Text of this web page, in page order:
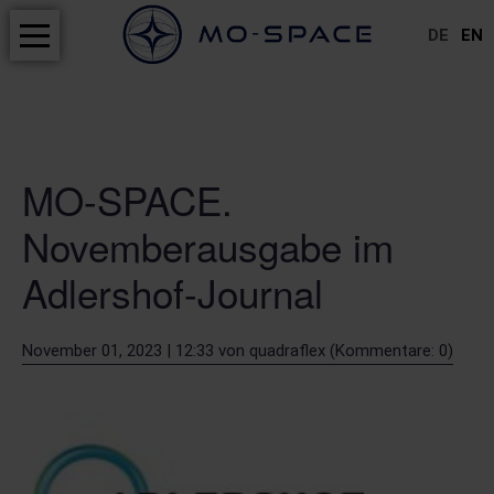
Navigation
HOME
SERVICE
ABOUT
NEWS
KONTAKT
DE EN
MO-SPACE.
Novemberausgabe im
Adlershof-Journal
November 01, 2023 | 12:33 von quadraflex (Kommentare: 0)